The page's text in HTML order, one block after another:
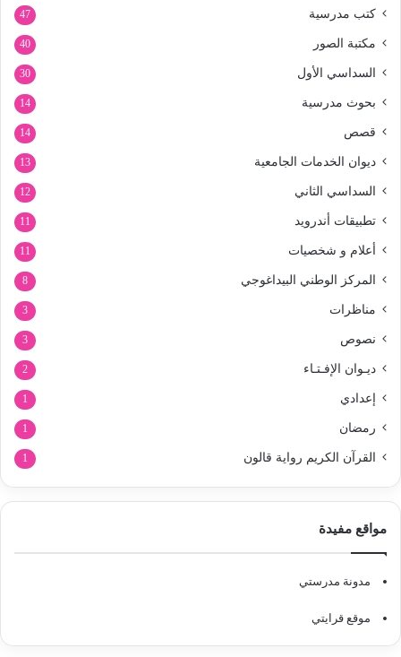
كتب مدرسية 47
مكتبة الصور 40
السداسي الأول 30
بحوث مدرسية 14
قصص 14
ديوان الخدمات الجامعية 13
السداسي الثاني 12
تطبيقات أندرويد 11
أعلام و شخصيات 11
المركز الوطني البيداغوجي 8
مناظرات 3
نصوص 3
ديـوان الإفـتـاء 2
إعدادي 1
رمضان 1
القرآن الكريم رواية قالون 1
مواقع مفيدة
مدونة مدرستي
موقع قرايتي